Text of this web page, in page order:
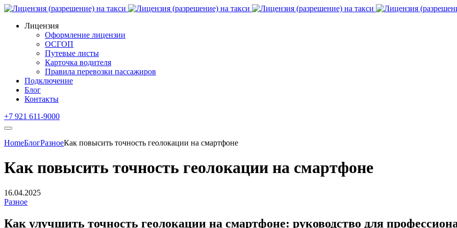
Лицензия
Оформление лицензии
ОСГОП
Путевые листы
Карточка водителя
Правила перевозки пассажиров
Подключение
Блог
Контакты
+7 921 611-9000
HomeБлогРазноеКак повысить точность геолокации на смартфоне
Как повысить точность геолокации на смартфоне
16.04.2025
Разное
Как улучшить точность геолокации на смартфоне: руководство для